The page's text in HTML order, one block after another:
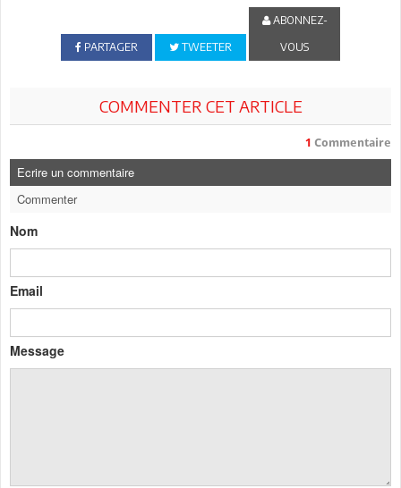
PARTAGER TWEETER
ABONNEZ-
VOUS
COMMENTER CET ARTICLE
1 Commentaire
Ecrire un commentaire
Commenter
Nom
Email
Message